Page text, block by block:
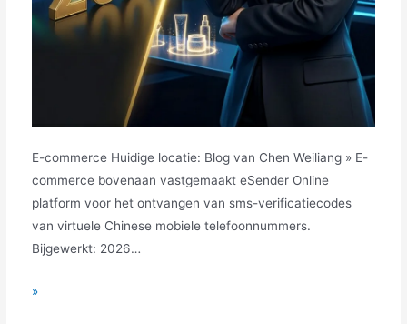
E-commerce Huidige locatie: Blog van Chen Weiliang » E-
commerce bovenaan vastgemaakt eSender Online
platform voor het ontvangen van sms-verificatiecodes
van virtuele Chinese mobiele telefoonnummers.
Bijgewerkt: 2026…
Nooit
»